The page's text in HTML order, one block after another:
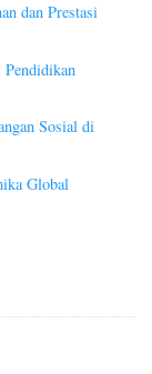
dan Prestasi
Sosial di
Global